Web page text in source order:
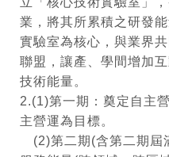
業，將其所累積之研發
實驗室為核心，與業界
聯盟，讓產、學間增加
技術能量。
2.(1)第一期：奠定自主
主營運為目標。
(2)第二期(含第二期屆